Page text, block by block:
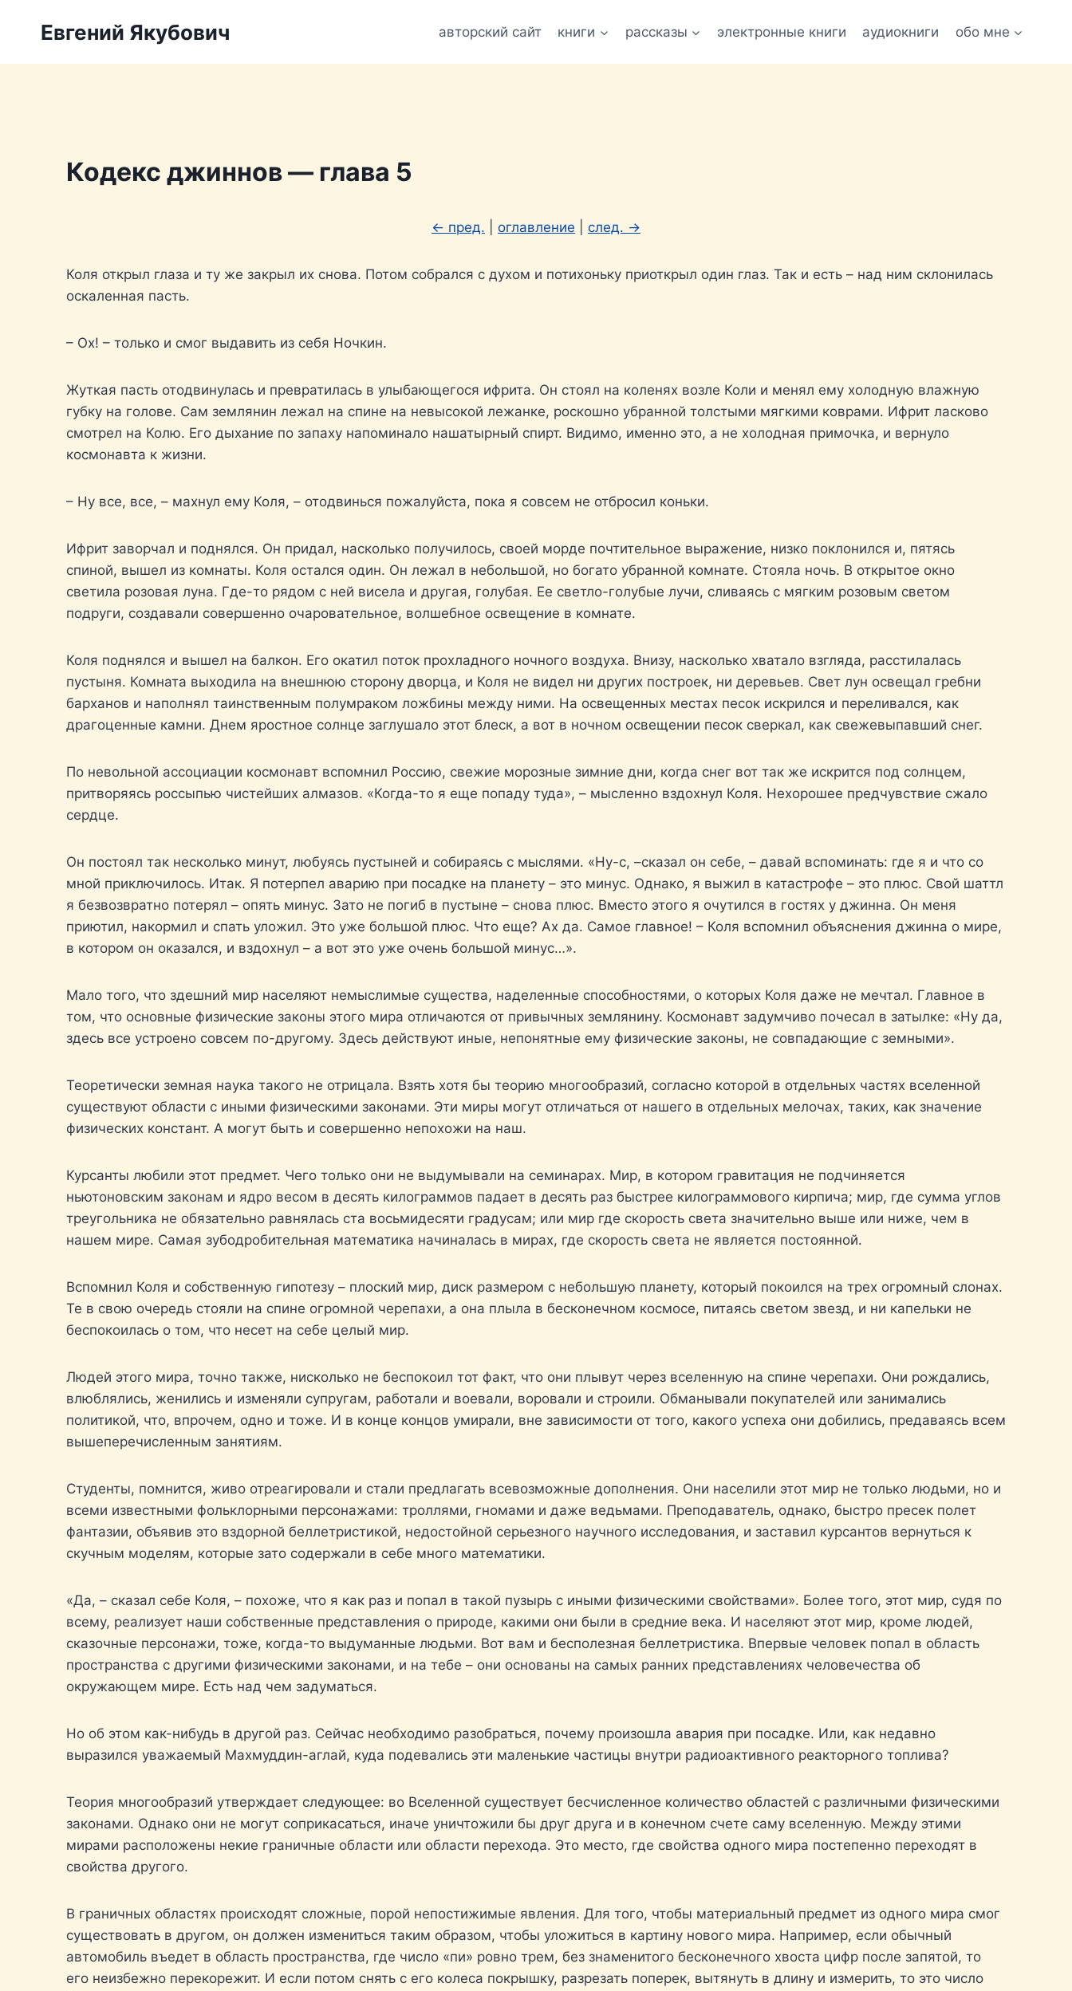
Евгений Якубович авторский сайт книги рассказы электронные книги аудиокниги обо мне
Кодекс джиннов — глава 5
← пред. оглавление след. →
Коля открыл глаза и ту же закрыл их снова. Потом собрался с духом и потихоньку приоткрыл один глаз. Так и есть – над ним склонилась
оскаленная пасть.
– Ох! – только и смог выдавить из себя Ночкин.
Жуткая пасть отодвинулась и превратилась в улыбающегося ифрита. Он стоял на коленях возле Коли и менял ему холодную влажную
губку на голове. Сам землянин лежал на спине на невысокой лежанке, роскошно убранной толстыми мягкими коврами. Ифрит ласково
смотрел на Колю. Его дыхание по запаху напоминало нашатырный спирт. Видимо, именно это, а не холодная примочка, и вернуло
космонавта к жизни.
– Ну все, все, – махнул ему Коля, – отодвинься пожалуйста, пока я совсем не отбросил коньки.
Ифрит заворчал и поднялся. Он придал, насколько получилось, своей морде почтительное выражение, низко поклонился и, пятясь
спиной, вышел из комнаты. Коля остался один. Он лежал в небольшой, но богато убранной комнате. Стояла ночь. В открытое окно
светила розовая луна. Где-то рядом с ней висела и другая, голубая. Ее светло-голубые лучи, сливаясь с мягким розовым светом
подруги, создавали совершенно очаровательное, волшебное освещение в комнате.
Коля поднялся и вышел на балкон. Его окатил поток прохладного ночного воздуха. Внизу, насколько хватало взгляда, расстилалась
пустыня. Комната выходила на внешнюю сторону дворца, и Коля не видел ни других построек, ни деревьев. Свет лун освещал гребни
барханов и наполнял таинственным полумраком ложбины между ними. На освещенных местах песок искрился и переливался, как
драгоценные камни. Днем яростное солнце заглушало этот блеск, а вот в ночном освещении песок сверкал, как свежевыпавший снег.
По невольной ассоциации космонавт вспомнил Россию, свежие морозные зимние дни, когда снег вот так же искрится под солнцем,
притворяясь россыпью чистейших алмазов. «Когда-то я еще попаду туда», – мысленно вздохнул Коля. Нехорошее предчувствие сжало
сердце.
Он постоял так несколько минут, любуясь пустыней и собираясь с мыслями. «Ну-с, –сказал он себе, – давай вспоминать: где я и что со
мной приключилось. Итак. Я потерпел аварию при посадке на планету – это минус. Однако, я выжил в катастрофе – это плюс. Свой шаттл
я безвозвратно потерял – опять минус. Зато не погиб в пустыне – снова плюс. Вместо этого я очутился в гостях у джинна. Он меня
приютил, накормил и спать уложил. Это уже большой плюс. Что еще? Ах да. Самое главное! – Коля вспомнил объяснения джинна о мире,
в котором он оказался, и вздохнул – а вот это уже очень большой минус…».
Мало того, что здешний мир населяют немыслимые существа, наделенные способностями, о которых Коля даже не мечтал. Главное в
том, что основные физические законы этого мира отличаются от привычных землянину. Космонавт задумчиво почесал в затылке: «Ну да,
здесь все устроено совсем по-другому. Здесь действуют иные, непонятные ему физические законы, не совпадающие с земными».
Теоретически земная наука такого не отрицала. Взять хотя бы теорию многообразий, согласно которой в отдельных частях вселенной
существуют области с иными физическими законами. Эти миры могут отличаться от нашего в отдельных мелочах, таких, как значение
физических констант. А могут быть и совершенно непохожи на наш.
Курсанты любили этот предмет. Чего только они не выдумывали на семинарах. Мир, в котором гравитация не подчиняется
ньютоновским законам и ядро весом в десять килограммов падает в десять раз быстрее килограммового кирпича; мир, где сумма углов
треугольника не обязательно равнялась ста восьмидесяти градусам; или мир где скорость света значительно выше или ниже, чем в
нашем мире. Самая зубодробительная математика начиналась в мирах, где скорость света не является постоянной.
Вспомнил Коля и собственную гипотезу – плоский мир, диск размером с небольшую планету, который покоился на трех огромный слонах.
Те в свою очередь стояли на спине огромной черепахи, а она плыла в бесконечном космосе, питаясь светом звезд, и ни капельки не
беспокоилась о том, что несет на себе целый мир.
Людей этого мира, точно также, нисколько не беспокоил тот факт, что они плывут через вселенную на спине черепахи. Они рождались,
влюблялись, женились и изменяли супругам, работали и воевали, воровали и строили. Обманывали покупателей или занимались
политикой, что, впрочем, одно и тоже. И в конце концов умирали, вне зависимости от того, какого успеха они добились, предаваясь всем
вышеперечисленным занятиям.
Студенты, помнится, живо отреагировали и стали предлагать всевозможные дополнения. Они населили этот мир не только людьми, но и
всеми известными фольклорными персонажами: троллями, гномами и даже ведьмами. Преподаватель, однако, быстро пресек полет
фантазии, объявив это вздорной беллетристикой, недостойной серьезного научного исследования, и заставил курсантов вернуться к
скучным моделям, которые зато содержали в себе много математики.
«Да, – сказал себе Коля, – похоже, что я как раз и попал в такой пузырь с иными физическими свойствами». Более того, этот мир, судя по
всему, реализует наши собственные представления о природе, какими они были в средние века. И населяют этот мир, кроме людей,
сказочные персонажи, тоже, когда-то выдуманные людьми. Вот вам и бесполезная беллетристика. Впервые человек попал в область
пространства с другими физическими законами, и на тебе – они основаны на самых ранних представлениях человечества об
окружающем мире. Есть над чем задуматься.
Но об этом как-нибудь в другой раз. Сейчас необходимо разобраться, почему произошла авария при посадке. Или, как недавно
выразился уважаемый Махмуддин-аглай, куда подевались эти маленькие частицы внутри радиоактивного реакторного топлива?
Теория многообразий утверждает следующее: во Вселенной существует бесчисленное количество областей с различными физическими
законами. Однако они не могут соприкасаться, иначе уничтожили бы друг друга и в конечном счете саму вселенную. Между этими
мирами расположены некие граничные области или области перехода. Это место, где свойства одного мира постепенно переходят в
свойства другого.
В граничных областях происходят сложные, порой непостижимые явления. Для того, чтобы материальный предмет из одного мира смог
существовать в другом, он должен измениться таким образом, чтобы уложиться в картину нового мира. Например, если обычный
автомобиль въедет в область пространства, где число «пи» ровно трем, без знаменитого бесконечного хвоста цифр после запятой, то
его неизбежно перекорежит. И если потом снять с его колеса покрышку, разрезать поперек, вытянуть в длину и измерить, то это число